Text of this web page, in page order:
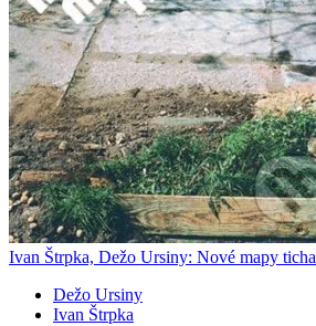
Ivan Štrpka, Dežo Ursiny: Nové mapy ticha
Dežo Ursiny
Ivan Štrpka